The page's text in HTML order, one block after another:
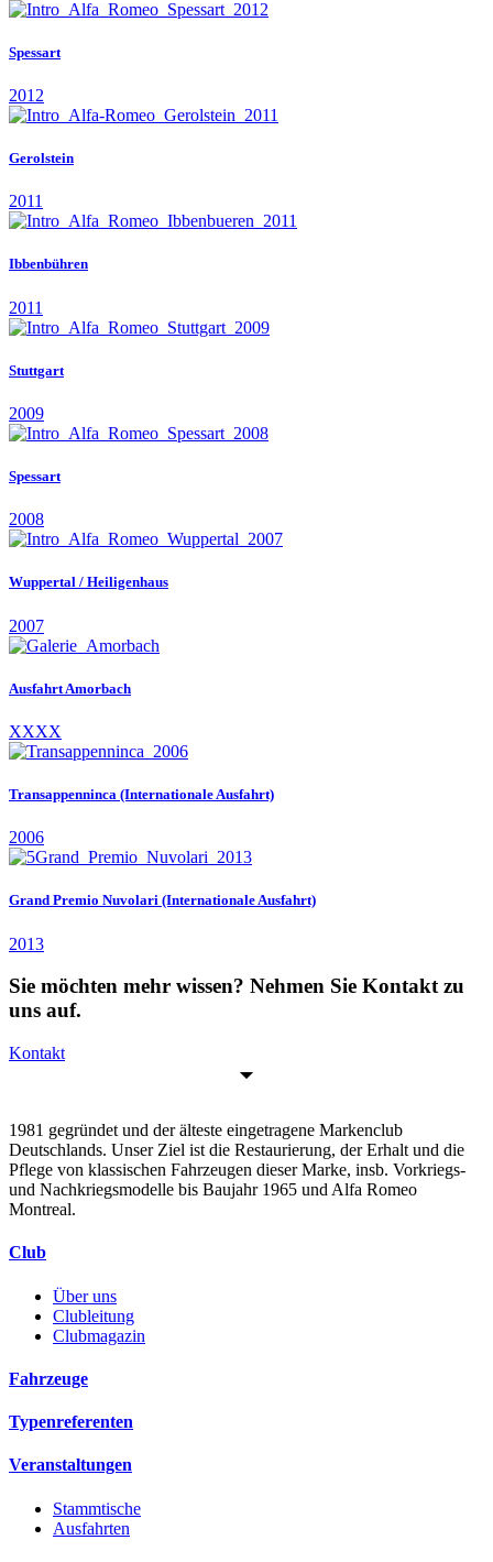
Spessart
2012
Gerolstein
2011
Ibbenbühren
2011
Stuttgart
2009
Spessart
2008
Wuppertal / Heiligenhaus
2007
Ausfahrt Amorbach
XXXX
Transappenninca (Internationale Ausfahrt)
2006
Grand Premio Nuvolari (Internationale Ausfahrt)
2013
Sie möchten mehr wissen? Nehmen Sie Kontakt zu
uns auf.
Kontakt
1981 gegründet und der älteste eingetragene Markenclub
Deutschlands. Unser Ziel ist die Restaurierung, der Erhalt und die
Pflege von klassischen Fahrzeugen dieser Marke, insb. Vorkriegs-
und Nachkriegsmodelle bis Baujahr 1965 und Alfa Romeo
Montreal.
Club
Über uns
Clubleitung
Clubmagazin
Fahrzeuge
Typenreferenten
Veranstaltungen
Stammtische
Ausfahrten